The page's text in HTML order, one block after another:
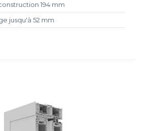
194 mm
jusqu'à 52 mm